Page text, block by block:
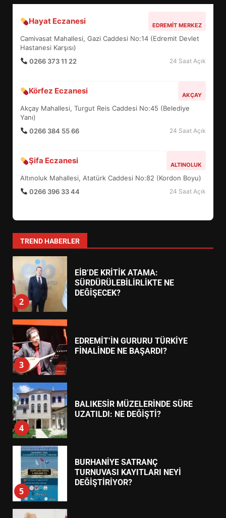
Hayat Eczanesi EDREMIT MERKEZ
Camivasat Mahallesi, Gazi Caddesi No:14 (Edremit Devlet
Hastanesi Karşısı)
0266 373 11 22
24 Saat Açık
Körfez Eczanesi AKÇAY
Akçay Mahallesi, Turgut Reis Caddesi No:45 (Belediye
Yanı)
0266 384 55 66
24 Saat Açık
Şifa Eczanesi ALTINOLUK
Altınoluk Mahallesi, Atatürk Caddesi No:82 (Kordon Boyu)
0266 396 33 44
24 Saat Açık
TREND HABERLER
5
BURHANİYE SATRANÇ
TURNUVASI KAYITLARI NEYİ
DEĞİŞTİRİYOR?
6
YENİ YÖNETİM NASIL
7
DEV HAREKET: NELER
YAPILIYOR?
1
2
EİB’DE KRİTİK ATAMA:
SÜRDÜRÜLEBİLİRLİKTE NE
DEĞİŞECEK?
3
EDREMİT’İN GURURU TÜRKİYE
FİNALİNDE NE BAŞARDI?
4
BALIKESİR MÜZELERİNDE SÜRE
UZATILDI: NE DEĞİŞTİ?
5
BURHANİYE SATRANÇ
TURNUVASI KAYITLARI NEYİ
DEĞİŞTİRİYOR?